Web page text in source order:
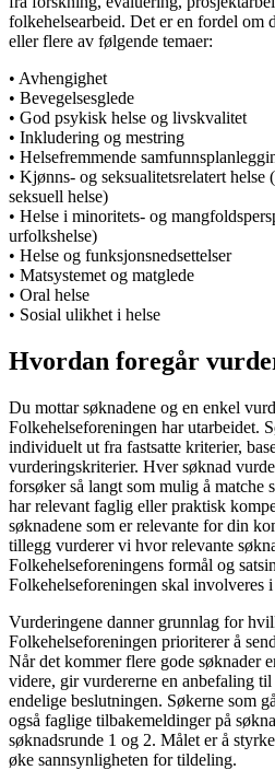
folkehelsearbeid. Det er en fordel om
eller flere av følgende temaer:
• Avhengighet
• Bevegelsesglede
• God psykisk helse og livskvalitet
• Inkludering og mestring
• Helsefremmende
• Kjønns- og seksualitetsrelatert
seksuell helse)
• Helse i minoritets- og
urfolkshelse)
• Helse og funksjonsnedsettelser
• Matsystemet og matglede
• Oral helse
• Sosial ulikhet i helse
Hvordan foregår
Du mottar søknadene og en enkel
Folkehelseforeningen har utarbeidet.
individuelt ut fra fastsatte kriterier,
vurderingskriterier. Hver søknad
forsøker så langt som mulig å matche
har relevant faglig eller praktisk
søknadene som er relevante for din
tillegg vurderer vi hvor relevante
Folkehelseforeningens formål og
Folkehelseforeningen skal involveres
Vurderingene danner grunnlag for
Folkehelseforeningen prioriterer å
Når det kommer flere gode søknader
videre, gir vurdererne en anbefaling til
endelige beslutningen. Søkerne som
også faglige tilbakemeldinger på
søknadsrunde 1 og 2. Målet er å
øke sannsynligheten for tildeling.